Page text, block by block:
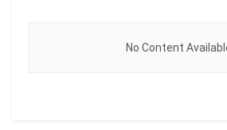
No Content